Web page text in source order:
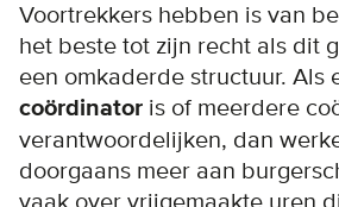
Voortrekkers hebben is van
het beste tot zijn recht als dit
een omkaderde structuur. Als
coördinator is of meerdere
verantwoordelijken, dan
doorgaans meer aan